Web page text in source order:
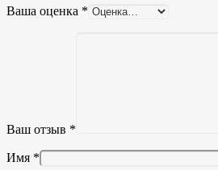
Ваша оценка *
Ваш отзыв *
Имя *